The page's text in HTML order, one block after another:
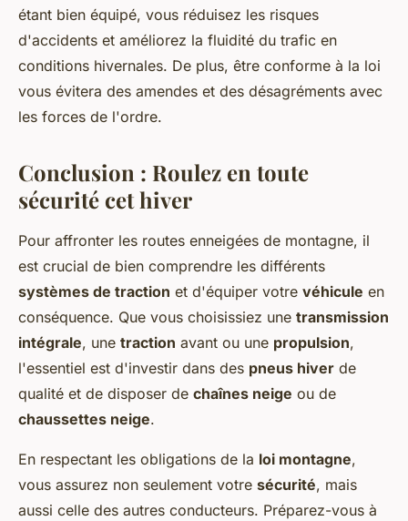
étant bien équipé, vous réduisez les risques
d'accidents et améliorez la fluidité du trafic en
conditions hivernales. De plus, être conforme à la loi
vous évitera des amendes et des désagréments avec
les forces de l'ordre.
Conclusion : Roulez en toute
sécurité cet hiver
Pour affronter les routes enneigées de montagne, il
est crucial de bien comprendre les différents
systèmes de traction et d'équiper votre véhicule en
conséquence. Que vous choisissiez une transmission
intégrale, une traction avant ou une propulsion,
l'essentiel est d'investir dans des pneus hiver de
qualité et de disposer de chaînes neige ou de
chaussettes neige.
En respectant les obligations de la loi montagne,
vous assurez non seulement votre sécurité, mais
aussi celle des autres conducteurs. Préparez-vous à